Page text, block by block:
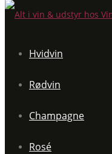
Hvidvin
Rødvin
Champagne
Rosé